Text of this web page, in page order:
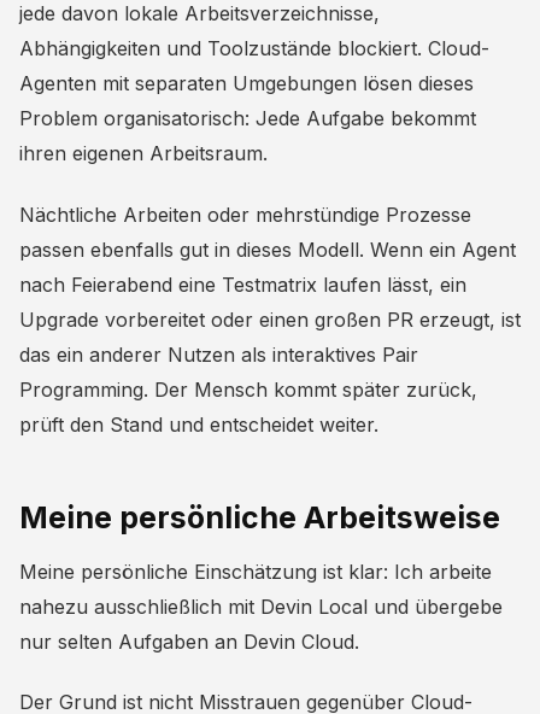
jede davon lokale Arbeitsverzeichnisse,
Abhängigkeiten und Toolzustände blockiert. Cloud-
Agenten mit separaten Umgebungen lösen dieses
Problem organisatorisch: Jede Aufgabe bekommt
ihren eigenen Arbeitsraum.
Nächtliche Arbeiten oder mehrstündige Prozesse
passen ebenfalls gut in dieses Modell. Wenn ein Agent
nach Feierabend eine Testmatrix laufen lässt, ein
Upgrade vorbereitet oder einen großen PR erzeugt, ist
das ein anderer Nutzen als interaktives Pair
Programming. Der Mensch kommt später zurück,
prüft den Stand und entscheidet weiter.
Meine persönliche Arbeitsweise
Meine persönliche Einschätzung ist klar: Ich arbeite
nahezu ausschließlich mit Devin Local und übergebe
nur selten Aufgaben an Devin Cloud.
Der Grund ist nicht Misstrauen gegenüber Cloud-